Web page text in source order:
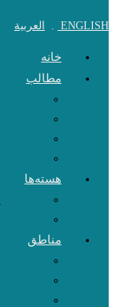
ENGLISH
. العربية
خانه
مطالب
هسته‌ها
مناطق